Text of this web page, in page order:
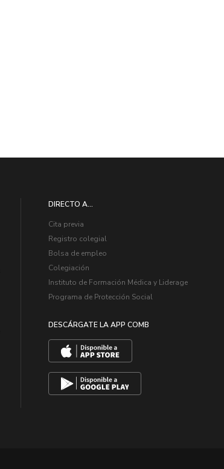
DIRECTO A...
Cita previa
Registro colegial
Bolsa de empleo
Colegiación
Instituto de Formación Médica y Liderage
Programa de Protección Social
DESCÁRGATE LA APP COMB